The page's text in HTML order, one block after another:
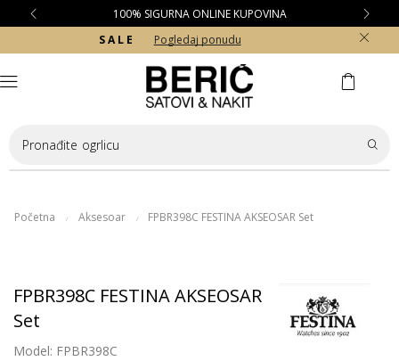
100% SIGURNA ONLINE KUPOVINA
S A L E
Pogledaj ponudu
Pronađite ogrlicu
Početna / Aksesoar / FPBR398C FESTINA AKSEOSAR Set
FPBR398C FESTINA AKSEOSAR
Set
Model: FPBR398C